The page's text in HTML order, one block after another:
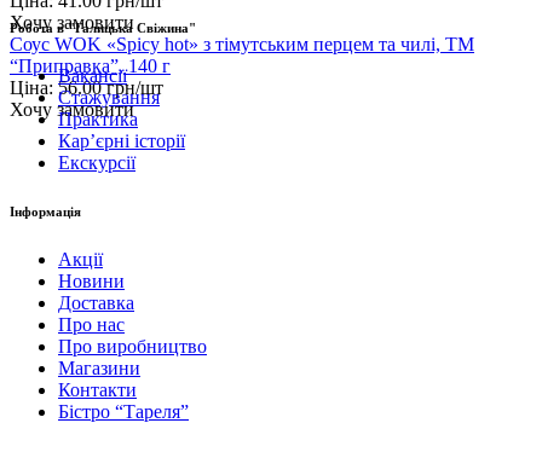
Хочу замовити
Соус WOK «Spicy hot» з тімутським перцем та чилі, ТМ
“Приправка”, 140 г
Ціна: 56.00 грн/шт
Хочу замовити
Робота в "Галицька Свіжина"
Вакансії
Стажування
Практика
Карʼєрні історії
Екскурсії
Інформація
Акції
Новини
Доставка
Про нас
Про виробництво
Магазини
Контакти
Бістро “Тареля”